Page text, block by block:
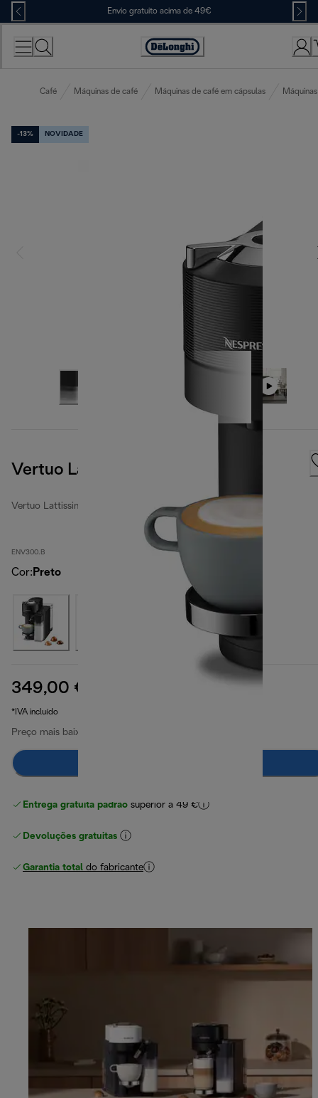
Skip
to
Content
Envio gratuito acima de 49€
Accessibility
Café Máquinas de café Máquinas de café em cápsulas
-13% NOVIDADE
Vertuo Lattissima, Preto
Vertuo Lattissima
ENV300.B
Cor: Preto
349,00 €
*IVA incluído
Preço mais baixo nos últimos 30 dias
Entrega gratuita padrão superior a 49 €
Devoluções gratuitas
Garantia total do fabricante